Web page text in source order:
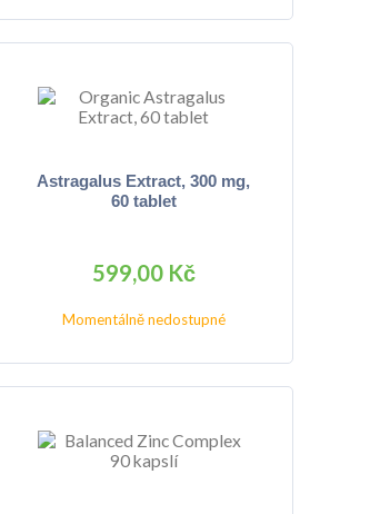
Astragalus Extract, 300 mg,
60 tablet
599,00 Kč
Momentálně nedostupné